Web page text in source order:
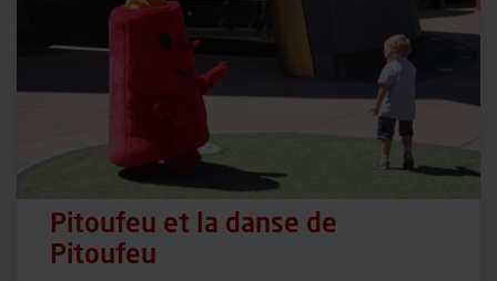
Pitoufeu et la danse de
Pitoufeu